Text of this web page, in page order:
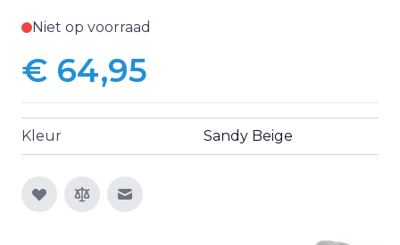
Niet op voorraad
€ 64,95
Kleur Sandy Beige
E-mail naar een vriend